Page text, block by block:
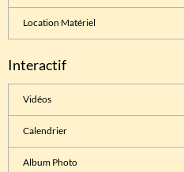
Location Matériel
Interactif
Vidéos
Calendrier
Album Photo